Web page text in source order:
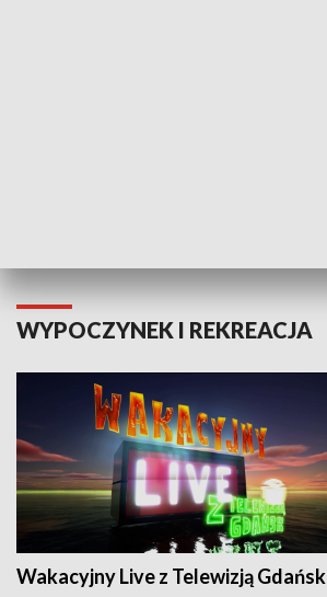
WYPOCZYNEK I REKREACJA
Wakacyjny Live z Telewizją Gdańsk